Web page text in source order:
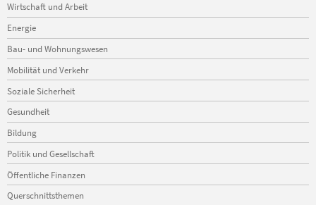
Wirtschaft und Arbeit
Energie
Bau- und Wohnungswesen
Mobilität und Verkehr
Soziale Sicherheit
Gesundheit
Bildung
Politik und Gesellschaft
Öffentliche Finanzen
Querschnittsthemen